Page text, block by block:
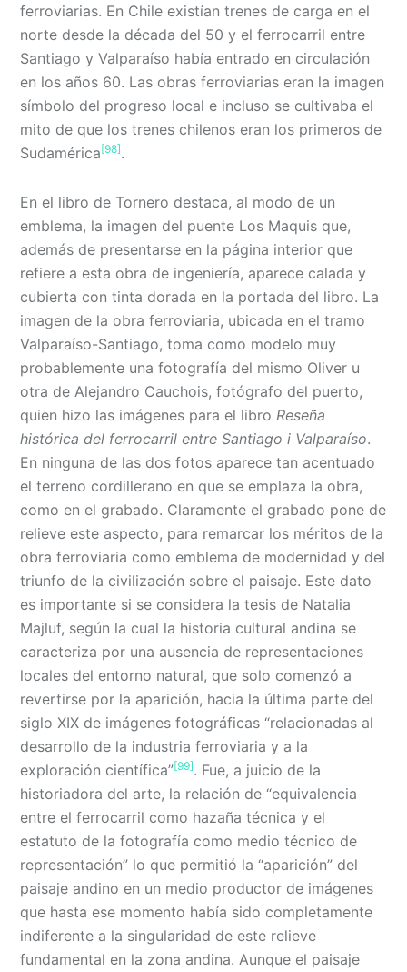
ferroviarias. En Chile existían trenes de carga en el
norte desde la década del 50 y el ferrocarril entre
Santiago y Valparaíso había entrado en circulación
en los años 60. Las obras ferroviarias eran la imagen
símbolo del progreso local e incluso se cultivaba el
mito de que los trenes chilenos eran los primeros de
Sudamérica[98].
En el libro de Tornero destaca, al modo de un
emblema, la imagen del puente Los Maquis que,
además de presentarse en la página interior que
refiere a esta obra de ingeniería, aparece calada y
cubierta con tinta dorada en la portada del libro. La
imagen de la obra ferroviaria, ubicada en el tramo
Valparaíso-Santiago, toma como modelo muy
probablemente una fotografía del mismo Oliver u
otra de Alejandro Cauchois, fotógrafo del puerto,
quien hizo las imágenes para el libro Reseña
histórica del ferrocarril entre Santiago i Valparaíso.
En ninguna de las dos fotos aparece tan acentuado
el terreno cordillerano en que se emplaza la obra,
como en el grabado. Claramente el grabado pone de
relieve este aspecto, para remarcar los méritos de la
obra ferroviaria como emblema de modernidad y del
triunfo de la civilización sobre el paisaje. Este dato
es importante si se considera la tesis de Natalia
Majluf, según la cual la historia cultural andina se
caracteriza por una ausencia de representaciones
locales del entorno natural, que solo comenzó a
revertirse por la aparición, hacia la última parte del
siglo XIX de imágenes fotográficas “relacionadas al
desarrollo de la industria ferroviaria y a la
exploración científica”[99]. Fue, a juicio de la
historiadora del arte, la relación de “equivalencia
entre el ferrocarril como hazaña técnica y el
estatuto de la fotografía como medio técnico de
representación” lo que permitió la “aparición” del
paisaje andino en un medio productor de imágenes
que hasta ese momento había sido completamente
indiferente a la singularidad de este relieve
fundamental en la zona andina. Aunque el paisaje